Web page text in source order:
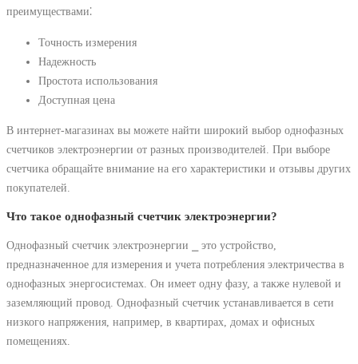
преимуществами⁚
Точность измерения
Надежность
Простота использования
Доступная цена
В интернет-магазинах вы можете найти широкий выбор однофазных
счетчиков электроэнергии от разных производителей. При выборе
счетчика обращайте внимание на его характеристики и отзывы других
покупателей.
Что такое однофазный счетчик электроэнергии?
Однофазный счетчик электроэнергии ⎯ это устройство,
предназначенное для измерения и учета потребления электричества в
однофазных энергосистемах. Он имеет одну фазу, а также нулевой и
заземляющий провод. Однофазный счетчик устанавливается в сети
низкого напряжения, например, в квартирах, домах и офисных
помещениях.